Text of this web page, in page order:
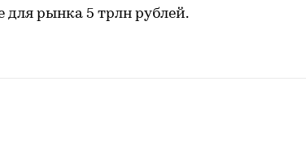
рынка 5 трлн рублей.